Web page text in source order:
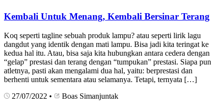
Kembali Untuk Menang, Kembali Bersinar Terang
Koq seperti tagline sebuah produk lampu? atau seperti lirik lagu
dangdut yang identik dengan mati lampu. Bisa jadi kita teringat ke
kedua hal itu. Atau, bisa saja kita hubungkan antara cedera dengan
“gelap” prestasi dan terang dengan “tumpukan” prestasi. Siapa pun
atletnya, pasti akan mengalami dua hal, yaitu: berprestasi dan
berhenti untuk sementara atau selamanya. Tetapi, ternyata […]
27/07/2022 • Boas Simanjuntak